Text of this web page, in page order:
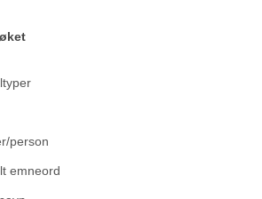
person
emneord